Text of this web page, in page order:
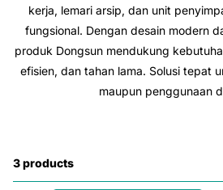
kerja, lemari arsip, dan unit
fungsional. Dengan desain modern
produk Dongsun mendukung
efisien, dan tahan lama. Solusi tepat
maupun penggunaan
3 products